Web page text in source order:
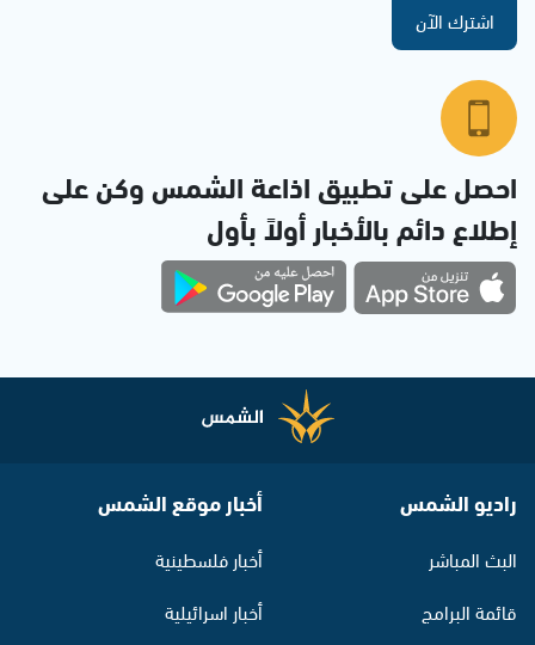
اشترك الآن
احصل على تطبيق اذاعة الشمس وكن على
إطلاع دائم بالأخبار أولاً بأول
راديو الشمس
البث المباشر
قائمة البرامج
أخبار موقع الشمس
أخبار فلسطينية
أخبار اسرائيلية